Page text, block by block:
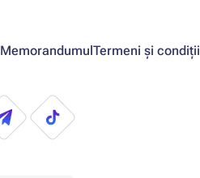
MemorandumulTermeni și condiții